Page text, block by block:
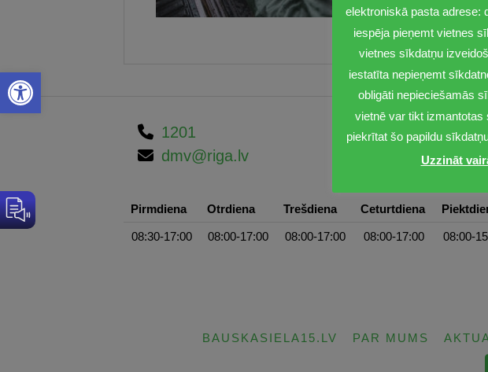
Open toolbar
1201
dmv@riga.lv
Pirmdiena Otrdiena Trešdiena Ceturtdiena
08:30-17:00 08:00-17:00 08:00-17:00 08:00-17:00 08:00-
BAUSKASIELA15.LV PAR MUMS
elektroniskā pasta adrese:
iespēja pieņemt vietnes
vietnes sīkdatņu
iestatīta nepieņemt
obligāti nepieciešamās
vietnē var tikt
piekrītat šo papildu
Uzzināt